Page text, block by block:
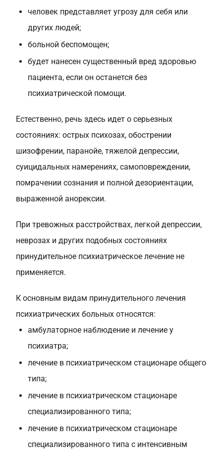
человек представляет угрозу для себя или
других людей;
больной беспомощен;
будет нанесен существенный вред здоровью
пациента, если он останется без
психиатрической помощи.
Естественно, речь здесь идет о серьезных
состояниях: острых психозах, обострении
шизофрении, паранойе, тяжелой депрессии,
суицидальных намерениях, самоповреждении,
помрачении сознания и полной дезориентации,
выраженной анорексии.
При тревожных расстройствах, легкой депрессии,
неврозах и других подобных состояниях
принудительное психиатрическое лечение не
применяется.
К основным видам принудительного лечения
психиатрических больных относятся:
амбулаторное наблюдение и лечение у
психиатра;
лечение в психиатрическом стационаре общего
типа;
лечение в психиатрическом стационаре
специализированного типа;
лечение в психиатрическом стационаре
специализированного типа с интенсивным